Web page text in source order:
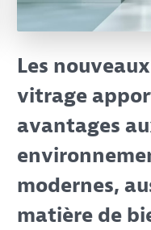
Les
vitrage
avantages
modernes,
matière de